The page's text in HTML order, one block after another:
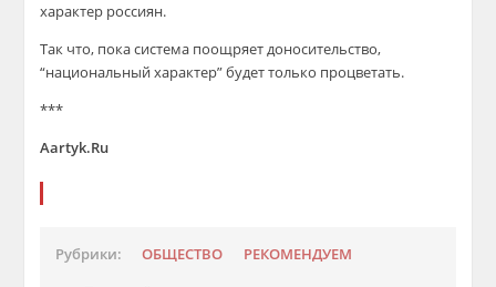
характер россиян.
Так что, пока система поощряет доносительство,
“национальный характер” будет только процветать.
***
Aartyk.Ru
Рубрики: ОБЩЕСТВО
РЕКОМЕНДУЕМ